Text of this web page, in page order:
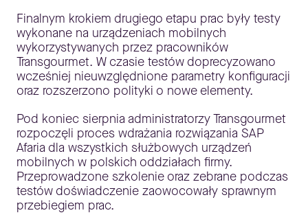
Finalnym krokiem drugiego etapu prac były testy
wykonane na urządzeniach mobilnych
wykorzystywanych przez pracowników
Transgourmet. W czasie testów doprecyzowano
wcześniej nieuwzględnione parametry konfiguracji
oraz rozszerzono polityki o nowe elementy.
Pod koniec sierpnia administratorzy Transgourmet
rozpoczęli proces wdrażania rozwiązania SAP
Afaria dla wszystkich służbowych urządzeń
mobilnych w polskich oddziałach firmy.
Przeprowadzone szkolenie oraz zebrane podczas
testów doświadczenie zaowocowały sprawnym
przebiegiem prac.